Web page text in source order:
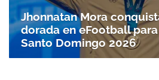
Jhonnatan Mora
dorada en eFootball
Santo Doming­o 2026